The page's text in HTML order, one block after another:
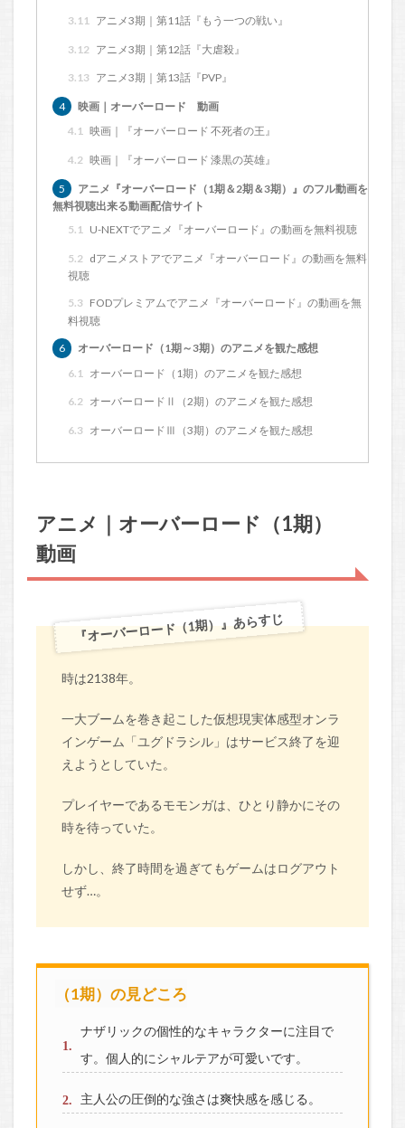
3.11 アニメ3期｜第11話『もう一つの戦い』
3.12 アニメ3期｜第12話『大虐殺』
3.13 アニメ3期｜第13話『PVP』
4
映画｜オーバーロード 動画
4.1 映画｜『オーバーロード 不死者の王』
4.2 映画｜『オーバーロード 漆黒の英雄』
5
アニメ『オーバーロード（1期＆2期＆3期）』のフル動画を
無料視聴出来る動画配信サイト
5.1 U-NEXTでアニメ『オーバーロード』の動画を無料視聴
5.2 dアニメストアでアニメ『オーバーロード』の動画を無料
視聴
5.3 FODプレミアムでアニメ『オーバーロード』の動画を無
料視聴
6
オーバーロード（1期～3期）のアニメを観た感想
6.1
オーバーロード（1期）のアニメを観た感想
6.2 オーバーロードⅡ（2期）のアニメを観た感想
6.3 オーバーロードⅢ（3期）のアニメを観た感想
アニメ｜オーバーロード（1期）
動画
『オーバーロード（1期）』あらすじ
時は2138年。
一大ブームを巻き起こした仮想現実体感型オンラ
インゲーム「ユグドラシル」はサービス終了を迎
えようとしていた。
プレイヤーであるモモンガは、ひとり静かにその
時を待っていた。
しかし、終了時間を過ぎてもゲームはログアウト
せず…。
（1期）の見どころ
ナザリックの個性的なキャラクターに注目で
す。個人的にシャルテアが可愛いです。
主人公の圧倒的な強さは爽快感を感じる。